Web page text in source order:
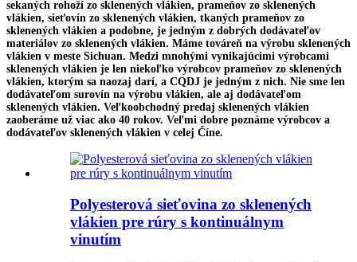
sekaných rohoží zo sklenených vlákien, prameňov zo sklenených
vlákien, sieťovín zo sklenených vlákien, tkaných prameňov zo
sklenených vlákien a podobne, je jedným z dobrých dodávateľov
materiálov zo sklenených vlákien. Máme továreň na výrobu sklenených
vlákien v meste Sichuan. Medzi mnohými vynikajúcimi výrobcami
sklenených vlákien je len niekoľko výrobcov prameňov zo sklenených
vlákien, ktorým sa naozaj darí, a CQDJ je jedným z nich. Nie sme len
dodávateľom surovín na výrobu vlákien, ale aj dodávateľom
sklenených vlákien. Veľkoobchodný predaj sklenených vlákien
zaoberáme už viac ako 40 rokov. Veľmi dobre poznáme výrobcov a
dodávateľov sklenených vlákien v celej Číne.
Polyesterová sieťovina zo sklenených
vlákien pre rúry s kontinuálnym
vinutím